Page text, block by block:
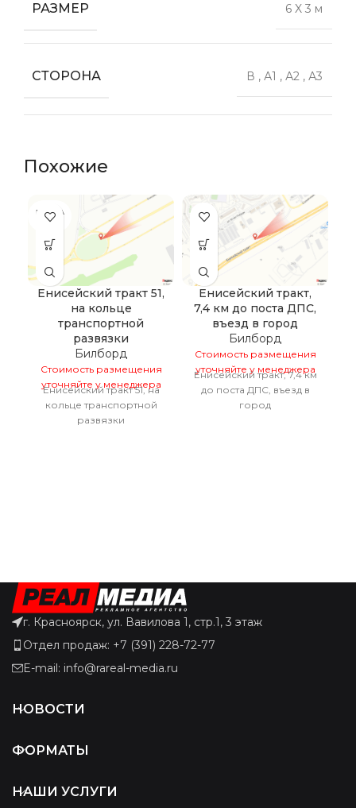
РАЗМЕР 6 X 3 м
СТОРОНА В , А1 , А2 , А3
Похожие
ПРОДА
НО
Енисейский тракт 51,
на кольце
транспортной
развязки
Билборд
Стоимость размещения
уточняйте у менеджера
Енисейский тракт 51, на
кольце транспортной
развязки
Енисейский тракт,
7,4 км до поста ДПС,
въезд в город
Билборд
Стоимость размещения
уточняйте у менеджера
Енисейский тракт, 7,4 км
до поста ДПС, въезд в
город
г. Красноярск, ул. Вавилова 1, стр.1, 3 этаж
Отдел продаж: +7 (391) 228-72-77
E-mail: info@rareal-media.ru
НОВОСТИ
ФОРМАТЫ
НАШИ УСЛУГИ